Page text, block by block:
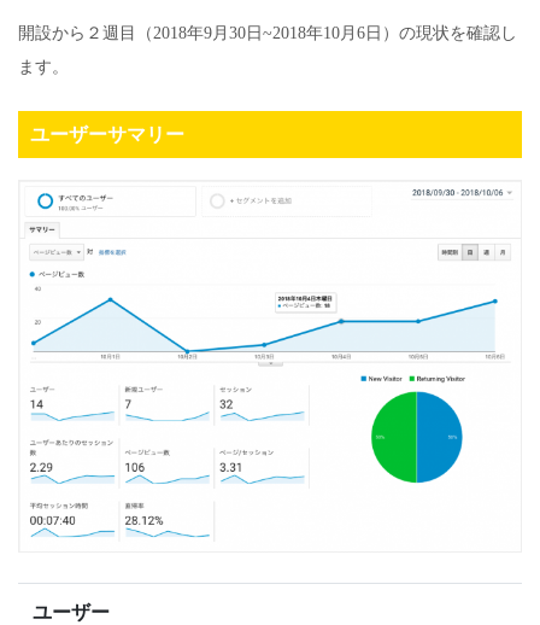
開設から２週目（2018年9月30日~2018年10月6日）の現状を確認し
ます。
ユーザーサマリー
ユーザー